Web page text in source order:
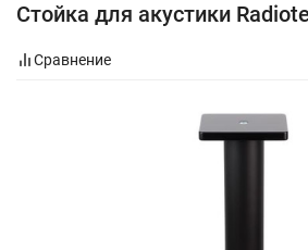
Стойка для акустики
Сравнение